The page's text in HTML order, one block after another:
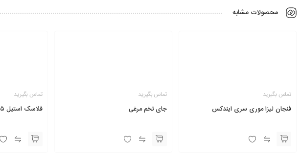
محصولات مشابه
تماس بگیرید
فنجان لیزا موری سری ایندکس
تماس بگیرید
جای تخم مرغی
تماس بگیرید
فلاسک استیل ۰٫۵ لیتری